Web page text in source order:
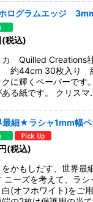
ログラムエッジ
(税込)
カ Quilled Creations
44cm 30枚入り 紙
クに輝くペーパーです
ある紙です。 クリス
細★ラシャ1mm幅ペ
(税込)
かもしだす、世界最
ニーズを考えて、ラシ
白(オフホワイト)をご